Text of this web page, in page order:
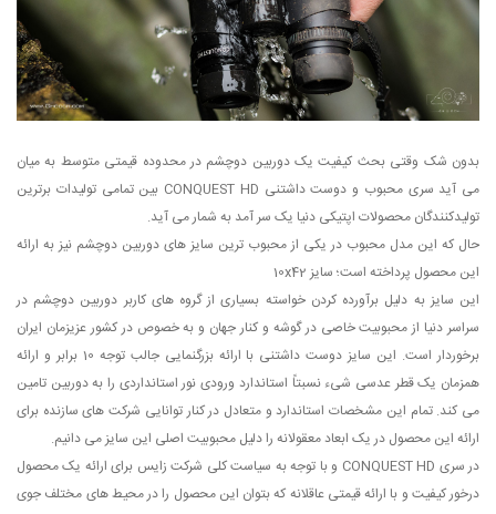
بدون شک وقتی بحث کیفیت یک دوربین دوچشم در محدوده قیمتی متوسط به میان
می آید سری محبوب و دوست داشتنی CONQUEST HD بین تمامی تولیدات برترین
تولیدکنندگان محصولات اپتیکی دنیا یک سر آمد به شمار می آید.
حال که این مدل محبوب در یکی از محبوب ترین سایز های دوربین دوچشم نیز به ارائه
این محصول پرداخته است؛ سایز 10x42
این سایز به دلیل برآورده کردن خواسته بسیاری از گروه های کاربر دوربین دوچشم در
سراسر دنیا از محبوبیت خاصی در گوشه و کنار جهان و به خصوص در کشور عزیزمان ایران
برخوردار است. این سایز دوست داشتنی با ارائه بزرگنمایی جالب توجه 10 برابر و ارائه
همزمان یک قطر عدسی شیء نسبتاً استاندارد ورودی نور استانداردی را به دوربین تامین
می کند. تمام این مشخصات استاندارد و متعادل در کنار توانایی شرکت های سازنده برای
ارائه این محصول در یک ابعاد معقولانه را دلیل محبوبیت اصلی این سایز می دانیم.
در سری CONQUEST HD و با توجه به سیاست کلی شرکت زایس برای ارائه یک محصول
درخور کیفیت و با ارائه قیمتی عاقلانه که بتوان این محصول را در محیط های مختلف جوی